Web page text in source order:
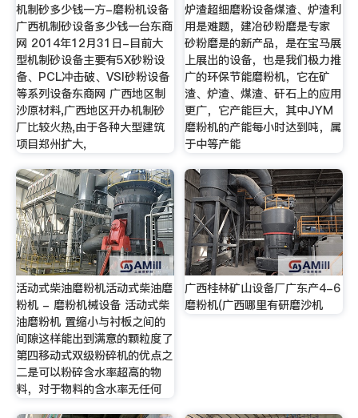
机制砂多少钱一方-磨粉机设备
广西机制砂设备多少钱一台东商
网 2014年12月31日-目前大
型机制砂设备主要有5X砂粉设
备、PCL冲击破、VSI砂粉设备
等系列设备东商网 广西地区制
沙原材料,广西地区开办机制砂
厂比较火热,由于各种大型建筑
项目郑州扩大,
炉渣超细磨粉设备煤渣、炉渣利
用是难题，建冶砂粉磨是专家
砂粉磨是的新产品，是在宝马展
上展出的设备，也是我们极力推
广的环保节能磨粉机，它在矿
渣、炉渣、煤渣、矸石上的应用
更广，它产能巨大，其中JYM
磨粉机的产能每小时达到吨，属
于中等产能
活动式柴油磨粉机活动式柴油磨
粉机 - 磨粉机械设备 活动式柴
油磨粉机 置缩小与衬板之间的
间隙这样能出到满意的颗粒度了
第四移动式双级粉碎机的优点之
二是可以粉碎含水率超高的物
料，对于物料的含水率无任何
广西桂林矿山设备厂广东产4-6
磨粉机(广西哪里有研磨沙机